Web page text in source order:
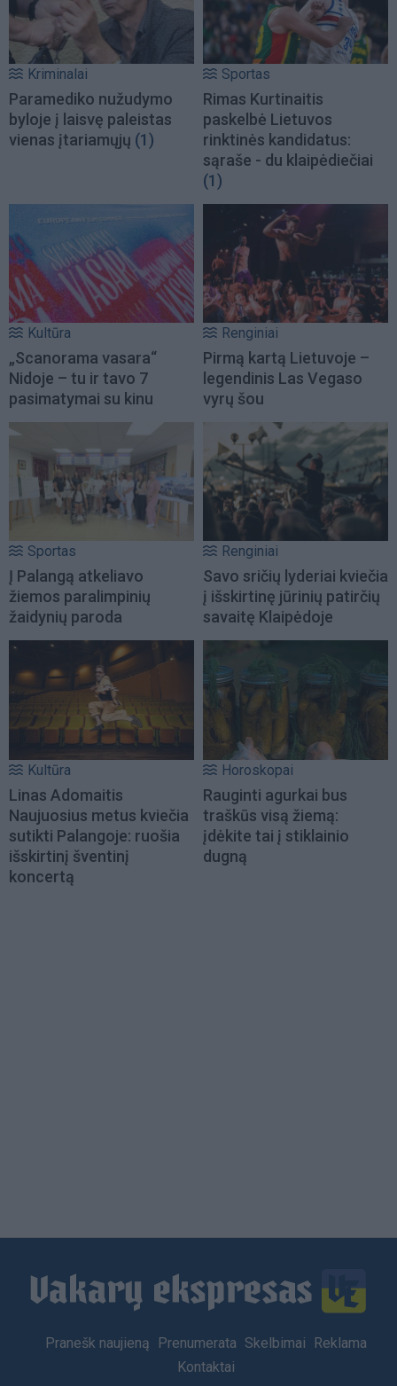
Kriminalai
Paramediko nužudymo
byloje į laisvę paleistas
vienas įtariamųjų (1)
Sportas
Rimas Kurtinaitis
paskelbė Lietuvos
rinktinės kandidatus:
sąraše - du klaipėdiečiai
(1)
Kultūra
„Scanorama vasara“
Nidoje – tu ir tavo 7
pasimatymai su kinu
Renginiai
Pirmą kartą Lietuvoje –
legendinis Las Vegaso
vyrų šou
Sportas
Į Palangą atkeliavo
žiemos paralimpinių
žaidynių paroda
Renginiai
Savo sričių lyderiai kviečia
į išskirtinę jūrinių patirčių
savaitę Klaipėdoje
Kultūra
Linas Adomaitis
Naujuosius metus kviečia
sutikti Palangoje: ruošia
išskirtinį šventinį
koncertą
Horoskopai
Rauginti agurkai bus
traškūs visą žiemą:
įdėkite tai į stiklainio
dugną
Footer
Pranešk naujieną Prenumerata Skelbimai
Reklama
Kontaktai